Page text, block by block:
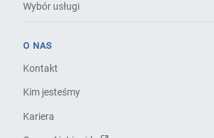
Wybór usługi
O NAS
Kontakt
Kim jesteśmy
Kariera